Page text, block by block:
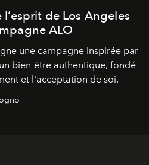
de Los Angeles
ALO
une campagne inspirée par
bien-être authentique, fondé
et l'acceptation de soi.